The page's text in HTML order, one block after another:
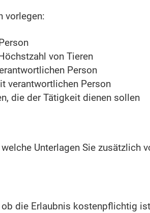
vorlegen:
von Tieren
Person
verantwortlichen Person
die der Tätigkeit dienen sollen
Unterlagen Sie zusätzlich
die Erlaubnis kostenpflichtig